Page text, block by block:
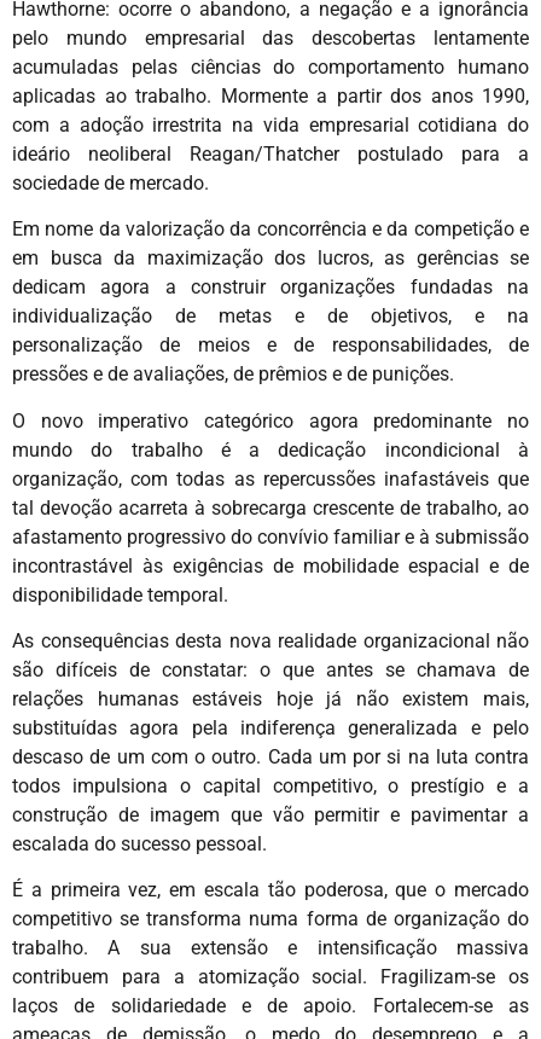
Hawthorne: ocorre o abandono, a negação e a ignorância
pelo mundo empresarial das descobertas lentamente
acumuladas pelas ciências do comportamento humano
aplicadas ao trabalho. Mormente a partir dos anos 1990,
com a adoção irrestrita na vida empresarial cotidiana do
ideário neoliberal Reagan/Thatcher postulado para a
sociedade de mercado.
Em nome da valorização da concorrência e da competição e
em busca da maximização dos lucros, as gerências se
dedicam agora a construir organizações fundadas na
individualização de metas e de objetivos, e na
personalização de meios e de responsabilidades, de
pressões e de avaliações, de prêmios e de punições.
O novo imperativo categórico agora predominante no
mundo do trabalho é a dedicação incondicional à
organização, com todas as repercussões inafastáveis que
tal devoção acarreta à sobrecarga crescente de trabalho, ao
afastamento progressivo do convívio familiar e à submissão
incontrastável às exigências de mobilidade espacial e de
disponibilidade temporal.
As consequências desta nova realidade organizacional não
são difíceis de constatar: o que antes se chamava de
relações humanas estáveis hoje já não existem mais,
substituídas agora pela indiferença generalizada e pelo
descaso de um com o outro. Cada um por si na luta contra
todos impulsiona o capital competitivo, o prestígio e a
construção de imagem que vão permitir e pavimentar a
escalada do sucesso pessoal.
É a primeira vez, em escala tão poderosa, que o mercado
competitivo se transforma numa forma de organização do
trabalho. A sua extensão e intensificação massiva
contribuem para a atomização social. Fragilizam-se os
laços de solidariedade e de apoio. Fortalecem-se as